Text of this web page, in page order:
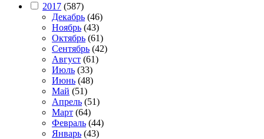
2017 (587)
Декабрь (46)
Ноябрь (43)
Октябрь (61)
Сентябрь (42)
Август (61)
Июль (33)
Июнь (48)
Май (51)
Апрель (51)
Март (64)
Февраль (44)
Январь (43)